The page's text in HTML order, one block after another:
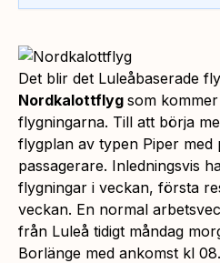
Det blir det Luleåbaserade
Nordkalottflyg som
flygningarna. Till att börja
flygplan av typen Piper med
passagerare. Inledningsvis
flygningar i veckan, första
veckan. En normal
från Luleå tidigt måndag
Borlänge med ankomst kl